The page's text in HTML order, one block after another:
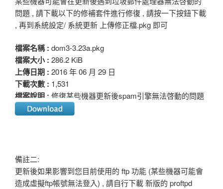
問題 , 請下載以下的修補套件進行修復 , 請按一下按鈕下載
, 再到系統設定/ 系統更新 上傳修正檔.pkg 即可
檔案名稱 : dom3-3.23a.pkg
檔案大小 : 286.2 KiB
上傳日期 : 2016 年 06 月 29 日
下載次數 : 1,531
檔案說明 : 修復某些機器更新後spam引擎無法啓動的問題
備註二:
更新後如果影響到您目前使用的 ftp 功能 (某些機器可能會
造成虛擬ftp帳號無法登入) , 請自行下載 新版的 proftpd